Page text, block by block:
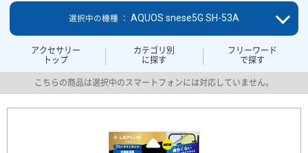
アクセサリー
トップ
カテゴリ別
に探す
フリーワード
で探す
選択中の機種 ： AQUOS snese5G SH-53A
こちらの商品は選択中のスマートフォンには対応していません。